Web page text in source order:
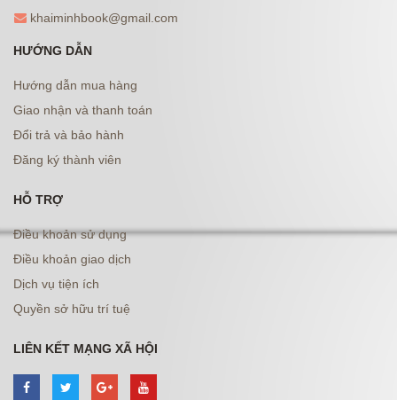
khaiminhbook@gmail.com
HƯỚNG DẪN
Hướng dẫn mua hàng
Giao nhận và thanh toán
Đổi trả và bảo hành
Đăng ký thành viên
HỖ TRỢ
Điều khoản sử dụng
Điều khoản giao dịch
Dịch vụ tiện ích
Quyền sở hữu trí tuệ
LIÊN KẾT MẠNG XÃ HỘI